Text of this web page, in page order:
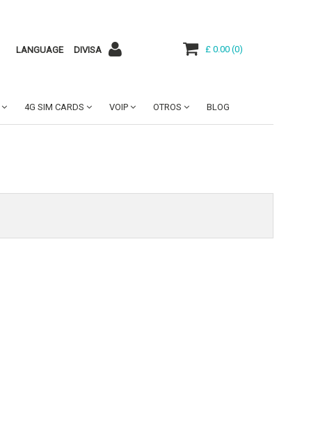
LANGUAGE DIVISA £ 0.00 (0)
4G SIM CARDS VOIP OTROS BLOG